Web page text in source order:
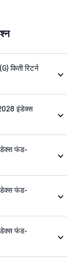
किती रिटर्न
इंडेक्स
फंड-
फंड-
फंड-